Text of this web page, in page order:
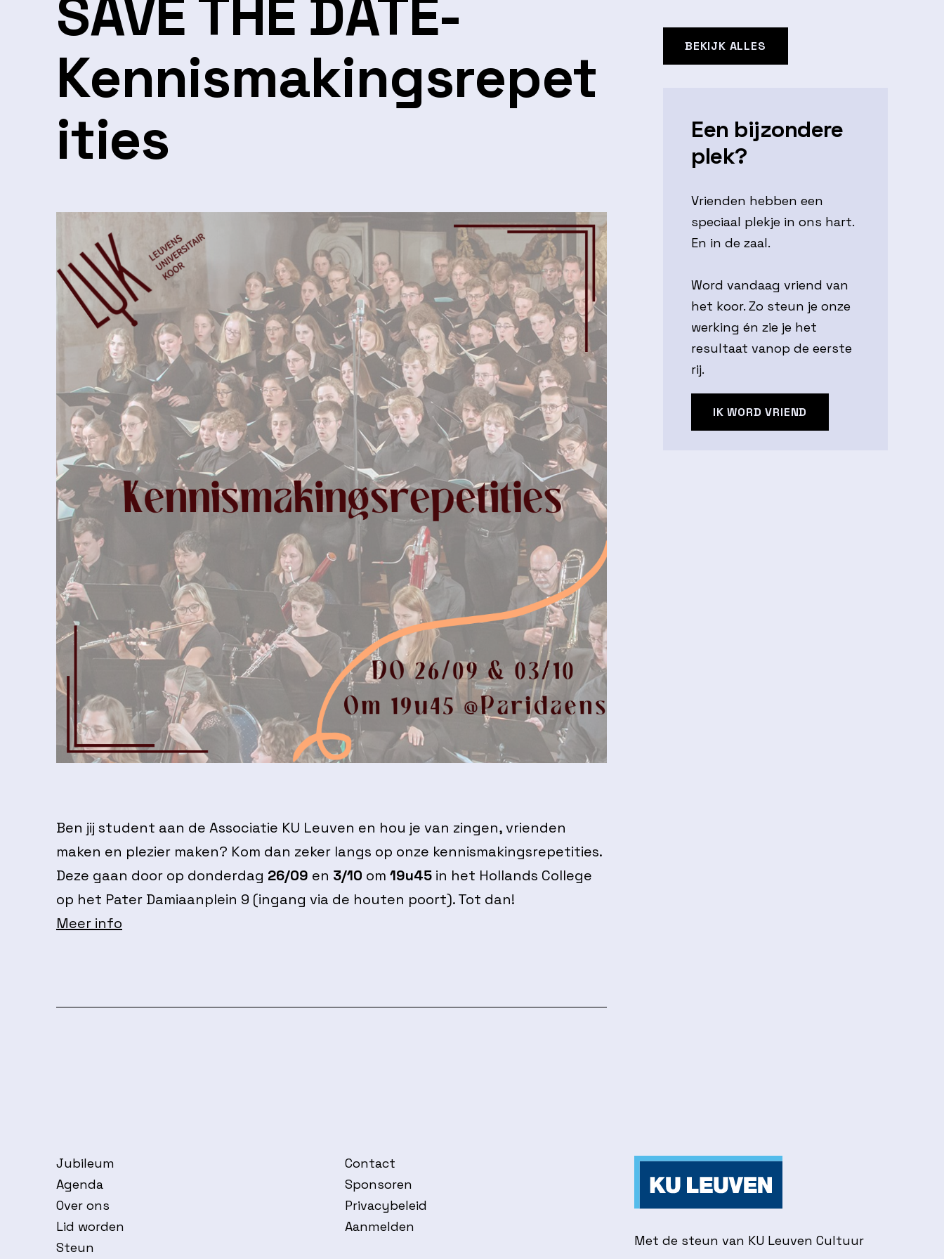
SAVE THE DATE-
Kennismakingsrepet
ities
Ben jij student aan de Associatie KU Leuven en hou je van zingen, vrienden
maken en plezier maken? Kom dan zeker langs op onze kennismakingsrepetities.
Deze gaan door op donderdag 26/09 en 3/10 om 19u45 in het Hollands College
op het Pater Damiaanplein 9 (ingang via de houten poort). Tot dan!
Meer info
BEKIJK ALLES
Een bijzondere
plek?
Vrienden hebben een
speciaal plekje in ons hart.
En in de zaal.
Word vandaag vriend van
het koor. Zo steun je onze
werking én zie je het
resultaat vanop de eerste
rij.
IK WORD VRIEND
Jubileum
Agenda
Over ons
Lid worden
Steun
Contact
Sponsoren
Privacybeleid
Aanmelden
Met de steun van KU Leuven Cultuur